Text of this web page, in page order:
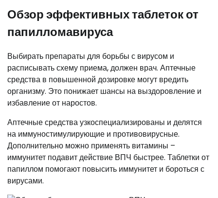
Обзор эффективных таблеток от
папилломавируса
Выбирать препараты для борьбы с вирусом и
расписывать схему приема, должен врач. Аптечные
средства в повышенной дозировке могут вредить
организму. Это понижает шансы на выздоровление и
избавление от наростов.
Аптечные средства узкоспециализированы и делятся
на иммуностимулирующие и противовирусные.
Дополнительно можно применять витамины –
иммунитет подавит действие ВПЧ быстрее. Таблетки от
папиллом помогают повысить иммунитет и бороться с
вирусами.